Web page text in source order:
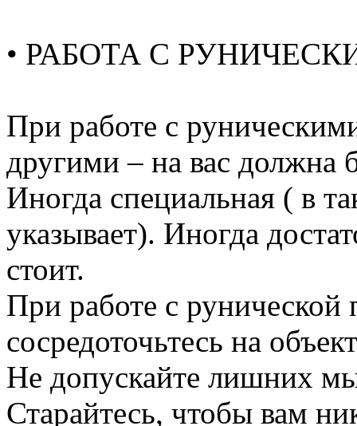
• РАБОТА С
При работе с
другими – на вас должна
Иногда специальная ( в
указывает). Иногда
стоит.
При работе с рунической
сосредоточьтесь на
Не допускайте лишних
Старайтесь, чтобы вам